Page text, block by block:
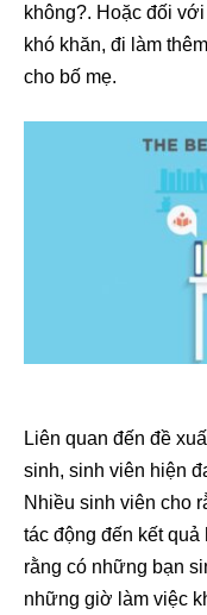
không?. Hoặc đối
khó khăn, đi làm
cho bố mẹ.
Liên quan đến đề
sinh, sinh viên hiện
Nhiều sinh viên cho
tác động đến kết
rằng có những bạn
những giờ làm việc